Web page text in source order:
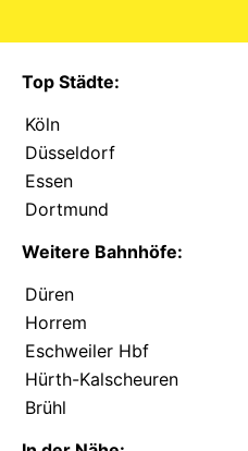
Top Städte:
Köln
Düsseldorf
Essen
Dortmund
Weitere Bahnhöfe:
Düren
Horrem
Eschweiler Hbf
Hürth-Kalscheuren
Brühl